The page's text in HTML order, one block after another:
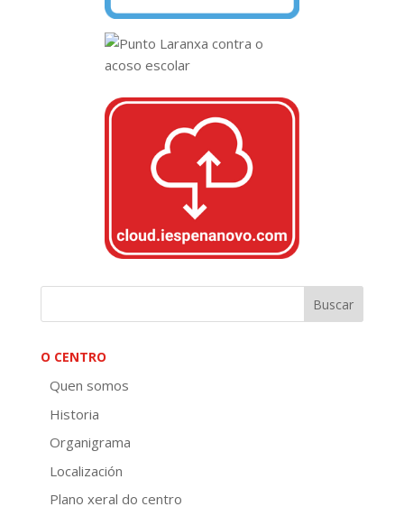
O CENTRO
Quen somos
Historia
Organigrama
Localización
Plano xeral do centro